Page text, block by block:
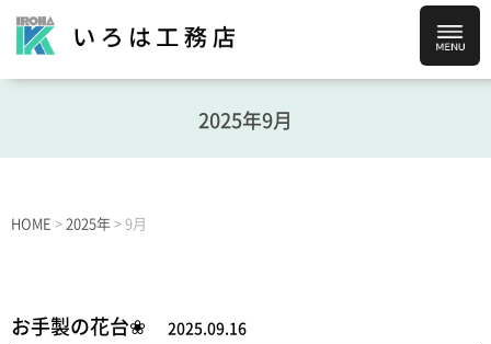
2025年9月
HOME > 2025年 > 9月
お手製の花台❀ 2025.09.16